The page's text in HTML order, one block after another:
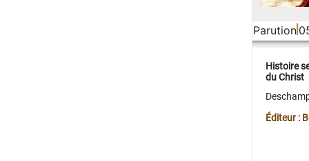
Parution
Histoire
du Christ
Éditeur :